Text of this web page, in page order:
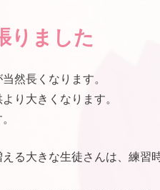
りました
然長くなります。
り大きくなります。
る大きな生徒さんは、練習